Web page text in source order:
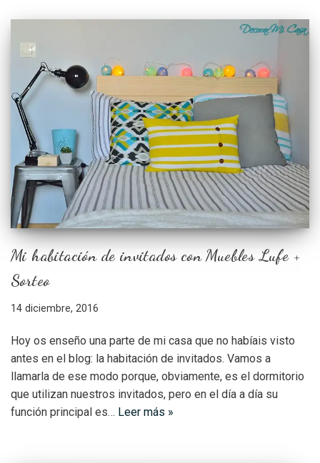
Mi habitación de invitados con Muebles Lufe +
Sorteo
14 diciembre, 2016
Hoy os enseño una parte de mi casa que no habíais visto
antes en el blog: la habitación de invitados. Vamos a
llamarla de ese modo porque, obviamente, es el dormitorio
que utilizan nuestros invitados, pero en el día a día su
función principal es… Leer más »